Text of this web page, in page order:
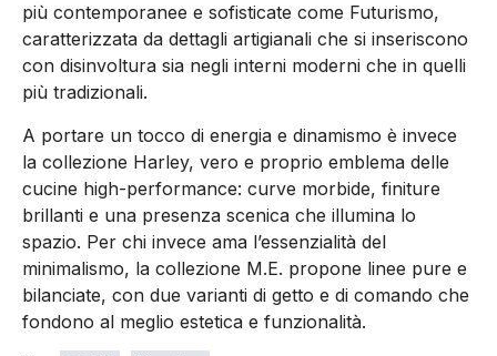
più contemporanee e sofisticate come Futurismo,
caratterizzata da dettagli artigianali che si inseriscono
con disinvoltura sia negli interni moderni che in quelli
più tradizionali.
A portare un tocco di energia e dinamismo è invece
la collezione Harley, vero e proprio emblema delle
cucine high-performance: curve morbide, finiture
brillanti e una presenza scenica che illumina lo
spazio. Per chi invece ama l’essenzialità del
minimalismo, la collezione M.E. propone linee pure e
bilanciate, con due varianti di getto e di comando che
fondono al meglio estetica e funzionalità.